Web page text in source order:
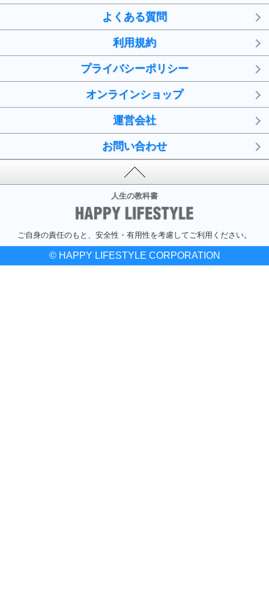
よくある質問
利用規約
プライバシーポリシー
オンラインショップ
運営会社
お問い合わせ
人生の教科書
ご自身の責任のもと、安全性・有用性を考慮してご利用ください。
© HAPPY LIFESTYLE CORPORATION